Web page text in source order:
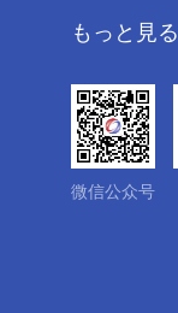
もっと見る
微信公众号